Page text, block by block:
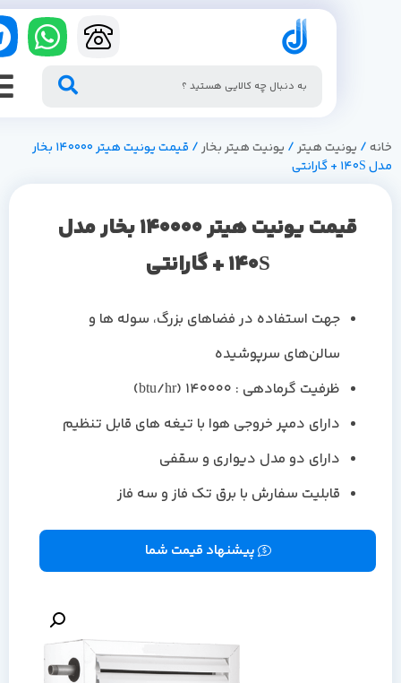
/یونیت هیتر/یونیت هیتر بخار
/ قیمت یونیت هیتر 140000 بخار
قیمت یونیت هیتر 140000 بخار مدل
140S + گارانتی
جهت استفاده در فضاهای بزرگ، سوله ها و
سالن‌های سرپوشیده
ظرفیت گرمادهی : 140000 (btu/hr)
دارای دمپر خروجی هوا با تیغه های قابل تنظیم
دارای دو مدل دیواری و سقفی
قابلیت سفارش با برق تک فاز و سه فاز
پیشنهاد قیمت شما